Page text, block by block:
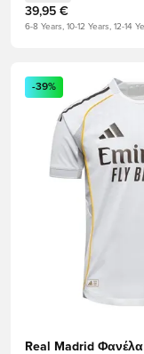
39,95 €
6-8 Years, 10-12 Years, 12-14
Ανοίγει ένα Modal
-39%
Real Madrid